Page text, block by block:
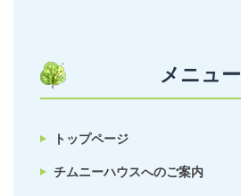
メニュー
トップページ
チムニーハウスへのご案内